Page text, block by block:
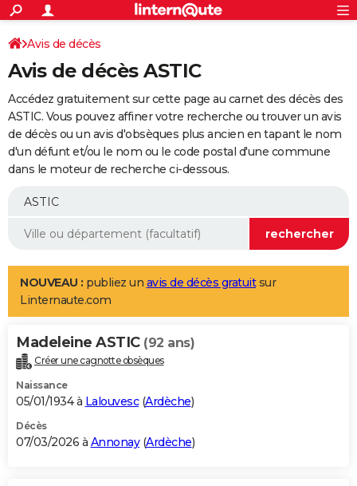
ACTUALITÉS
Politique
Société
Faits Divers
Education
Monde
Villes
+
SPORT
Coupe du monde 2026
Football
Tennis
Cyclisme
Rugby
Forum
Programme TV
TNT
Streaming
Cinéma
Sorties cinéma
Musique
+
FINANCE
Retraite
Impôts
Epargne
Immobilier
Risques naturels par ville
Banque
Assurance
Crédit
AUTO
Essais
Réserver un essai
Citadines
Berlines
SUV
Forum auto
+
Mobiles
Meilleur smartphone
Internet
Ordinateurs
Jeux vidéo
Guide high-tech
Aménagement intérieur
LIFESTYLE
Art de vivre
Bien-être
Loisirs
Mode
Modes de vie
Alimentation
Guide de la santé
Maladies
Médicaments
Sommeil
VOYAGE
Destinations
City break
Voyage nature
Voyage de noces
Forum
Climat
+PHOTO
GUIDES D'ACHAT
BONS PLANS
Avis de décès
Avis de décès ASTIC
Accédez gratuitement sur cette page au carnet des décès des
ASTIC. Vous pouvez affiner votre recherche ou trouver un avis
de décès ou un avis d'obsèques plus ancien en tapant le nom
d'un défunt et/ou le nom ou le code postal d'une commune
dans le moteur de recherche ci-dessous.
NOUVEAU : publiez un avis de décès gratuitsur
Linternaute.com
Madeleine ASTIC (92 ans)
Créer une cagnotte obsèques
Naissance
05/01/1934 à Lalouvesc(Ardèche)
Décès
07/03/2026 à Annonay(Ardèche)